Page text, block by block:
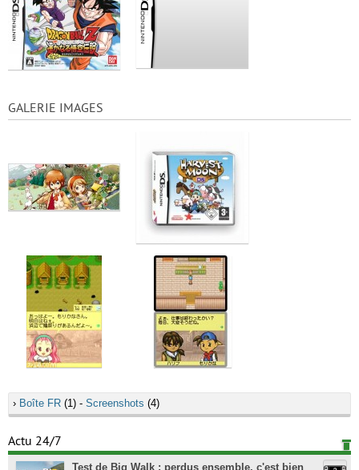
GALERIE IMAGES
› Boîte FR (1) - Screenshots (4)
Actu 24/7
Test de Big Walk : perdus ensemble, c'est bien